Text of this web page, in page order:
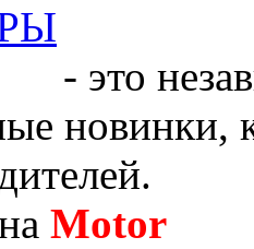
- это
новинки,
Motor